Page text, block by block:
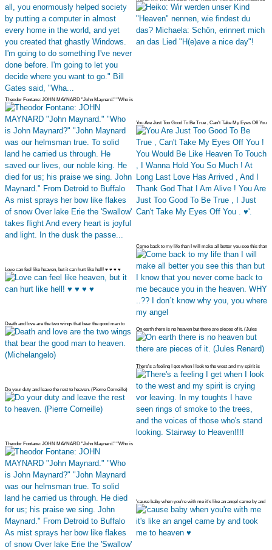
das? Michae
Theodor Fontane: JOHN MAYNARD "John Maynard." "Who is
John Maynard?" "Jo
You Are Just Too Good To Be True , Can't Take My Eyes Off You
! You Woul
Love can feel like heaven, but it can hurt like hell! ♥ ♥ ♥ ♥
Come back to my life than I will make all better you see this than
but I
Death and love are the two wings that bear the good man to
heaven. (Mich
On earth there is no heaven but there are pieces of it. (Jules
Renard)
Do your duty and leave the rest to heaven. (Pierre Corneille)
There's a feeling I get when I look to the west and my spirit is
crying
Theodor Fontane: JOHN MAYNARD "John Maynard." "Who is
John Maynard?" "Jo
'cause baby when you're with me it's like an angel came by and
took me t